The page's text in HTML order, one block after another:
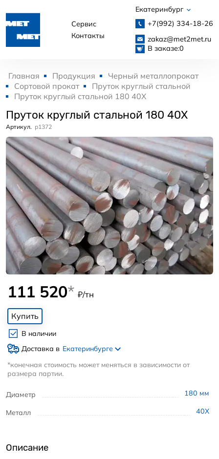
Сервис
Контакты
Екатеринбург
+7(992) 334-18-26
zakaz@met2met.ru
В заказе:0
Главная Продукция
Черный металлопрокат
Сортовой прокат
Пруток круглый стальной
Пруток круглый стальной 180 40Х
Пруток круглый стальной 180 40Х
Артикул. p1372
Диаметр 180 мм
Металл 40Х
111 520* ₽/тн
Купить
В наличии
Доставка в Екатеринбурге
*конечная стоимость может меняться в зависимости от
размера партии.
Описание